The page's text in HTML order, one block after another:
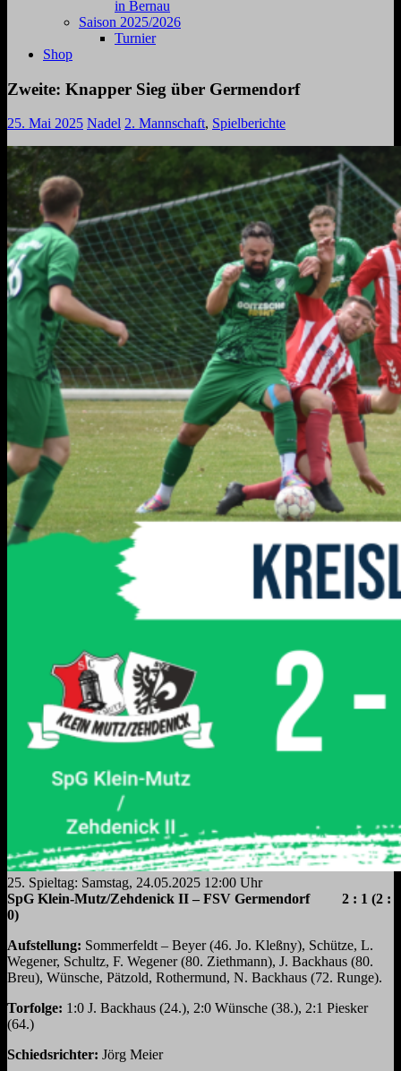
in Bernau
Saison 2025/2026
Turnier
Shop
Zweite: Knapper Sieg über Germendorf
25. Mai 2025 Nadel 2. Mannschaft, Spielberichte
25. Spieltag: Samstag, 24.05.2025 12:00 Uhr
SpG Klein-Mutz/Zehdenick II – FSV Germendorf 2 : 1 (2 :
0)
Aufstellung: Sommerfeldt – Beyer (46. Jo. Kleßny), Schütze, L.
Wegener, Schultz, F. Wegener (80. Ziethmann), J. Backhaus (80.
Breu), Wünsche, Pätzold, Rothermund, N. Backhaus (72. Runge).
Torfolge: 1:0 J. Backhaus (24.), 2:0 Wünsche (38.), 2:1 Piesker
(64.)
Schiedsrichter: Jörg Meier